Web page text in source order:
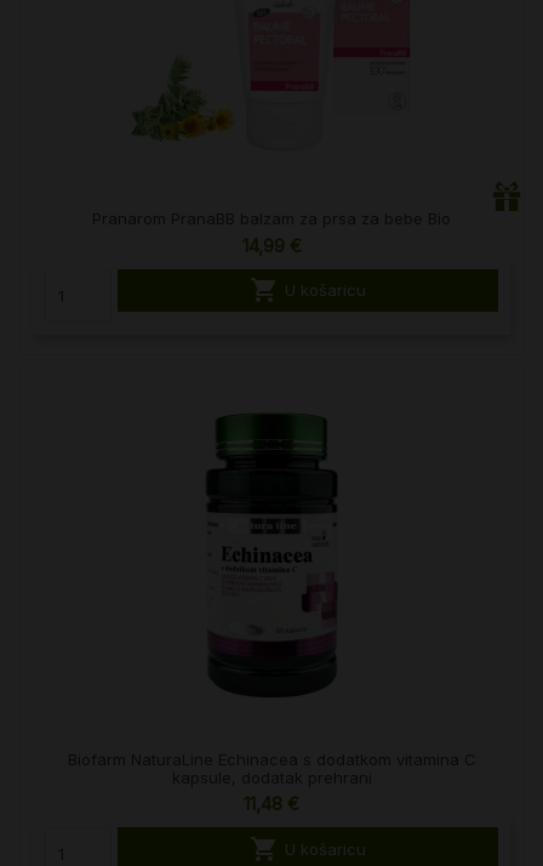
14,99 €
 U košaricu
11,48 €
 U košaricu